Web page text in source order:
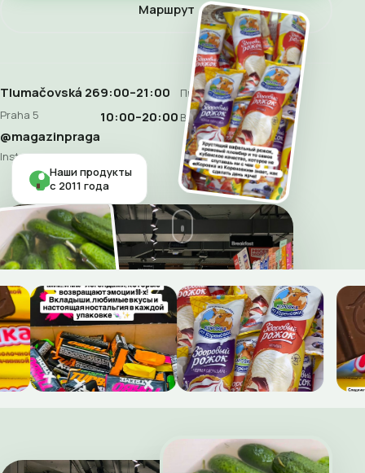
Маршрут
Tlumačovská 26
Praha 5
9:00–21:00 Пн–Сб
10:00–20:00 Воскресенье
@magazinpraga
Instagram
Наши продукты
с 2011 года